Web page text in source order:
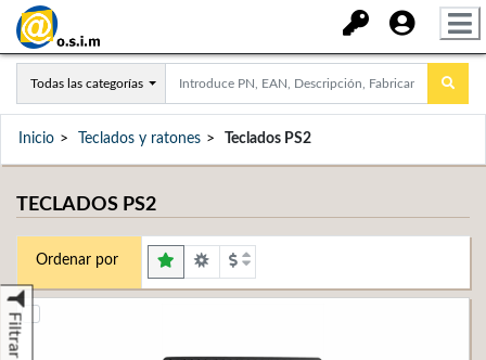
Todas las categorías
Inicio Teclados y ratones Teclados PS2
TECLADOS PS2
Filtrar
Ordenar por